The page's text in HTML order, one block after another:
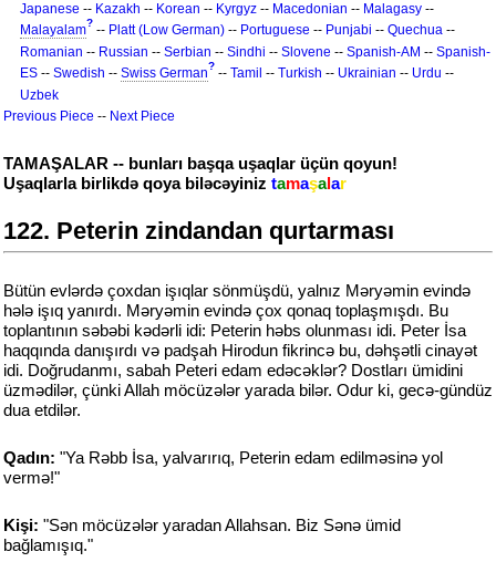
Japanese -- Kazakh -- Korean -- Kyrgyz -- Macedonian -- Malagasy --
Malayalam? -- Platt (Low German) -- Portuguese -- Punjabi -- Quechua --
Romanian -- Russian -- Serbian -- Sindhi -- Slovene -- Spanish-AM -- Spanish-
ES -- Swedish -- Swiss German? -- Tamil -- Turkish -- Ukrainian -- Urdu --
Uzbek
Previous Piece -- Next Piece
TAMAŞALAR -- bunları başqa uşaqlar üçün qoyun!
Uşaqlarla birlikdə qoya biləcəyiniz tamaşalar
122. Peterin zindandan qurtarması
Bütün evlərdə çoxdan işıqlar sönmüşdü, yalnız Məryəmin evində
hələ işıq yanırdı. Məryəmin evində çox qonaq toplaşmışdı. Bu
toplantının səbəbi kədərli idi: Peterin həbs olunması idi. Peter İsa
haqqında danışırdı və padşah Hirodun fikrincə bu, dəhşətli cinayət
idi. Doğrudanmı, sabah Peteri edam edəcəklər? Dostları ümidini
üzmədilər, çünki Allah möcüzələr yarada bilər. Odur ki, gecə-gündüz
dua etdilər.
Qadın: "Ya Rəbb İsa, yalvarırıq, Peterin edam edilməsinə yol
vermə!"
Kişi: "Sən möcüzələr yaradan Allahsan. Biz Sənə ümid
bağlamışıq."